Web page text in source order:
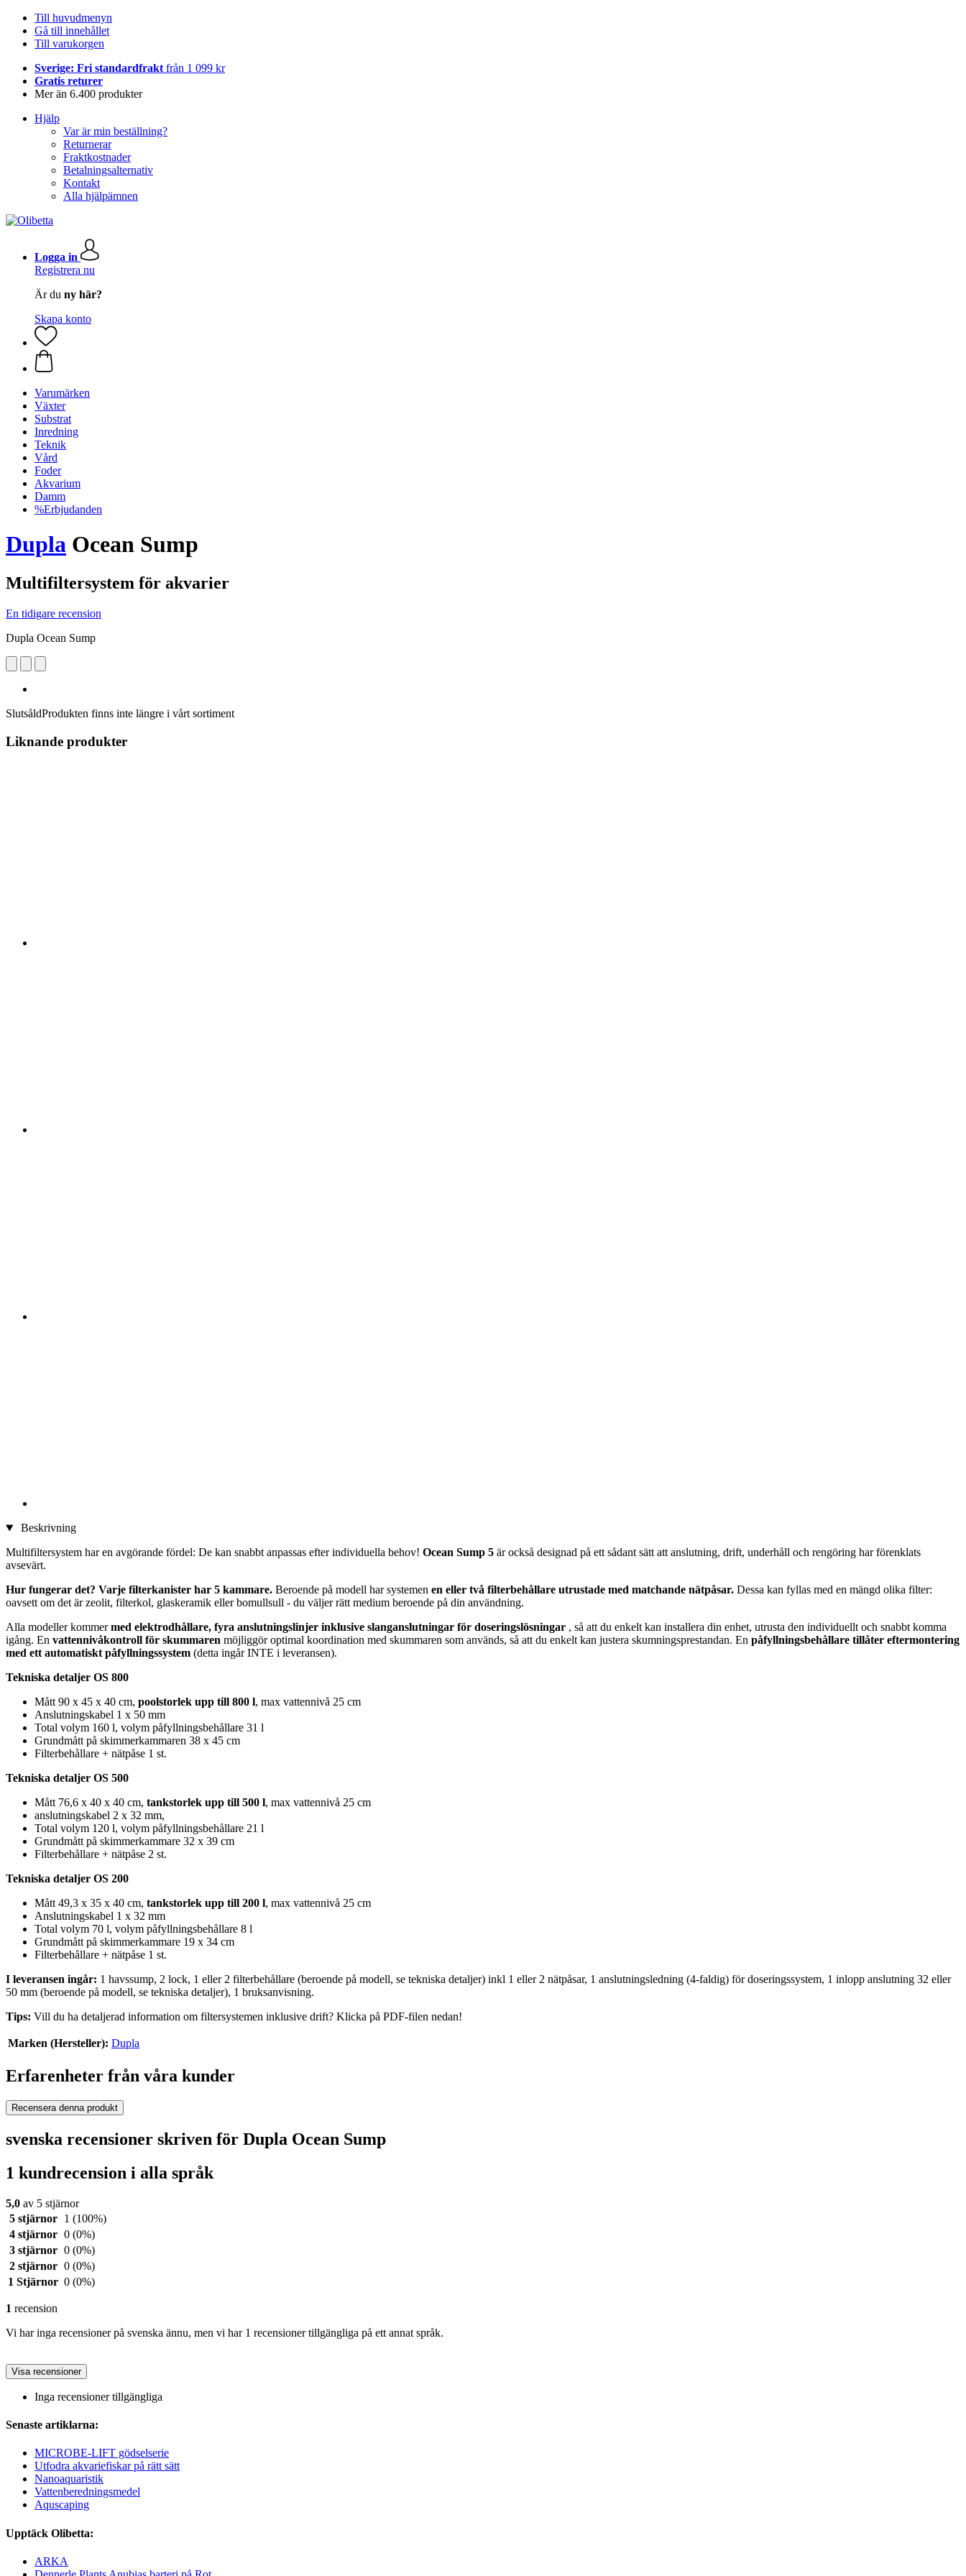
Till huvudmenyn
Gå till innehållet
Till varukorgen
Sverige: Fri standardfrakt från 1 099 kr
Gratis returer
Mer än 6.400 produkter
Hjälp
Var är min beställning?
Returnerar
Fraktkostnader
Betalningsalternativ
Kontakt
Alla hjälpämnen
Logga in
Registrera nu
Är du ny här?
Skapa konto
Varumärken
Växter
Substrat
Inredning
Teknik
Vård
Foder
Akvarium
Damm
%Erbjudanden
Dupla Ocean Sump
Multifiltersystem för akvarier
En tidigare recension
Dupla Ocean Sump
SlutsåldProdukten finns inte längre i vårt sortiment
Liknande produkter
Beskrivning
Multifiltersystem har en avgörande fördel: De kan snabbt anpassas efter individuella behov! Ocean Sump 5 är också designad på ett sådant sätt att anslutning, drift, underhåll och rengöring har förenklats
avsevärt.
Hur fungerar det? Varje filterkanister har 5 kammare. Beroende på modell har systemen en eller två filterbehållare utrustade med matchande nätpåsar. Dessa kan fyllas med en mängd olika filter:
oavsett om det är zeolit, filterkol, glaskeramik eller bomullsull - du väljer rätt medium beroende på din användning.
Alla modeller kommermed elektrodhållare, fyra anslutningslinjer inklusive slanganslutningar för doseringslösningar , så att du enkelt kan installera din enhet, utrusta den individuellt och snabbt komma
igång. En vattennivåkontroll för skummaren möjliggör optimal koordination med skummaren som används, så att du enkelt kan justera skumningsprestandan. En påfyllningsbehållare tillåter eftermontering
med ett automatiskt påfyllningssystem (detta ingår INTE i leveransen).
Tekniska detaljer OS 800
Mått 90 x 45 x 40 cm, poolstorlek upp till 800 l, max vattennivå ​25 cm
Anslutningskabel 1 x 50 mm
Total volym 160 l, volym påfyllningsbehållare 31 l
Grundmått på skimmerkammaren 38 x 45 cm
Filterbehållare + nätpåse ​1 st.
Tekniska detaljer OS 500
Mått 76,6 x 40 x 40 cm, tankstorlek upp till 500 l, max vattennivå 25 cm
anslutningskabel 2 x 32 mm,
Total volym 120 l, volym påfyllningsbehållare 21 l
Grundmått på skimmerkammare 32 x 39 cm
Filterbehållare + nätpåse ​2 st.
Tekniska detaljer OS 200
Mått 49,3 x 35 x 40 cm, tankstorlek upp till 200 l, max vattennivå 25 cm
Anslutningskabel 1 x 32 mm
Total volym 70 l, volym påfyllningsbehållare 8 l
Grundmått på skimmerkammare 19 x 34 cm
Filterbehållare + nätpåse ​1 st.
I leveransen ingår: 1 havssump, 2 lock, 1 eller 2 filterbehållare (beroende på modell, se tekniska detaljer) inkl 1 eller 2 nätpåsar, 1 anslutningsledning (4-faldig) för doseringssystem, 1 inlopp anslutning 32 eller
50 mm (beroende på modell, se tekniska detaljer), 1 bruksanvisning.
Tips: Vill du ha detaljerad information om filtersystemen inklusive drift? Klicka på PDF-filen nedan!
Marken (Hersteller): Dupla
Erfarenheter från våra kunder
Recensera denna produkt
svenska recensioner skriven för Dupla Ocean Sump
1 kundrecension i alla språk
5,0 av 5 stjärnor
5 stjärnor
1 (100%)
4 stjärnor 0 (0%)
3 stjärnor 0 (0%)
2 stjärnor 0 (0%)
1 Stjärnor 0 (0%)
1 recension
Vi har inga recensioner på svenska ännu, men vi har 1 recensioner tillgängliga på ett annat språk.
Visa recensioner
Inga recensioner tillgängliga
Senaste artiklarna:
MICROBE-LIFT gödselserie
Utfodra akvariefiskar på rätt sätt
Nanoaquaristik
Vattenberedningsmedel
Aquscaping
Upptäck Olibetta:
ARKA